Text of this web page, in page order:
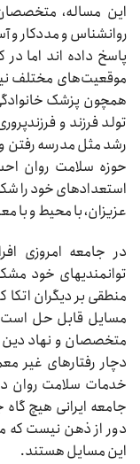
این مساله،
روانشناس و مددکار و
پاسخ داده اند اما
موقعیت‌های مختلف
همچون پزشک
تولد فرزند و
رشد مثل مدرسه رفتن
حوزه سلامت روان
استعدادهای خود را
عزیزان، با محیط و با
در جامعه امروزی
توانمندیهای خود
منطقی بر دیگران اتکا
مسایل قابل حل است
متخصصان و نهاد دین
دچار رفتارهای غیر
خدمات سلامت روان
جامعه ایرانی هیچ
دور از ذهن نیست که
این مسایل هستند.